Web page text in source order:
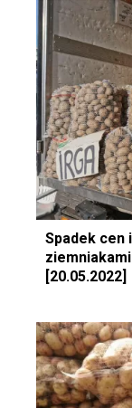
Spadek cen
[20.05.2022]